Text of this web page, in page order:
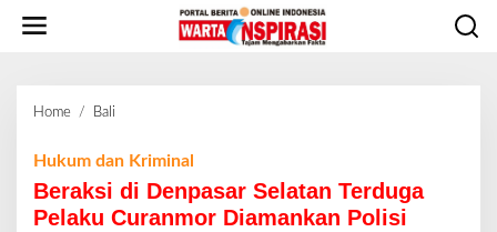
Home / Bali
r
k
s
Hukum dan Kriminal
Beraksi di Denpasar Selatan Terduga
Pelaku Curanmor Diamankan Polisi